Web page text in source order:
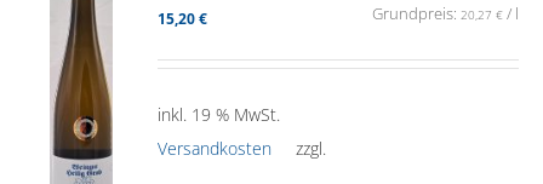
15,20€ Grundpreis: 20,27 €/ l
inkl. 19 % MwSt.
zzgl.
Versandkosten